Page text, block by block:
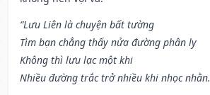
“Lưu Liên là chuyện bất tường
Tìm bạn chẳng thấy nửa đường phân ly
Không thì lưu lạc một khi
Nhiều đường trắc trở nhiều khi nhọc